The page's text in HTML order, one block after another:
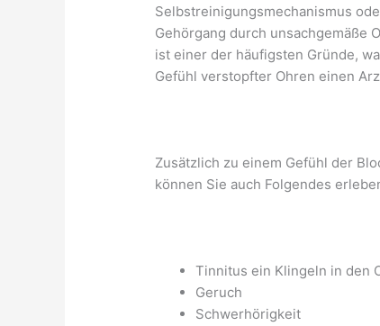
Selbstreinigungsmechanismus
Gehörgang durch unsachgemäße
ist einer der häufigsten Gründe,
Gefühl verstopfter Ohren einen
Zusätzlich zu einem Gefühl der
können Sie auch Folgendes
Tinnitus ein Klingeln in den
Geruch
Schwerhörigkeit